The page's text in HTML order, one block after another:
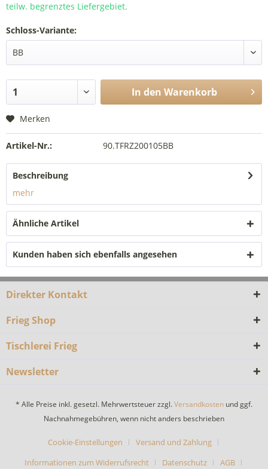
teilw. begrenztes Liefergebiet.
Schloss-Variante:
In den Warenkorb
Merken
Artikel-Nr.: 90.TFRZ200105BB
Beschreibung
mehr
Ähnliche Artikel
Kunden haben sich ebenfalls angesehen
Direkter Kontakt
Frieg Shop
Tischlerei Frieg
Newsletter
* Alle Preise inkl. gesetzl. Mehrwertsteuer zzgl.Versandkosten und ggf.
Nachnahmegebühren, wenn nicht anders beschrieben
Cookie-Einstellungen
Versand und Zahlung
Informationen zum Widerrufsrecht
Datenschutz AGB